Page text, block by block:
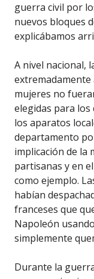
guerra civil por
nuevos bloques
explicábamos
A nivel nacional,
extremadamente
mujeres no
elegidas para
los aparatos
departamento
implicación de la
partisanas y en
como ejemplo.
habían
franceses que
Napoleón
simplemente
Durante la